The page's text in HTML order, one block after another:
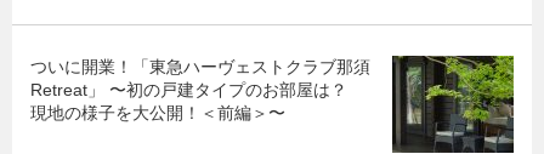
ついに開業！「東急ハーヴェストクラブ那須
Retreat」 〜初の戸建タイプのお部屋は？
現地の様子を大公開！＜前編＞〜